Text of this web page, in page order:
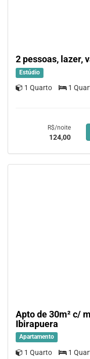
2 pessoas, lazer,
Estúdio
1 Quarto 1
R$/noite
124,00
Apto de 30m² c/
Ibirapuera
Apartamento
1 Quarto 1